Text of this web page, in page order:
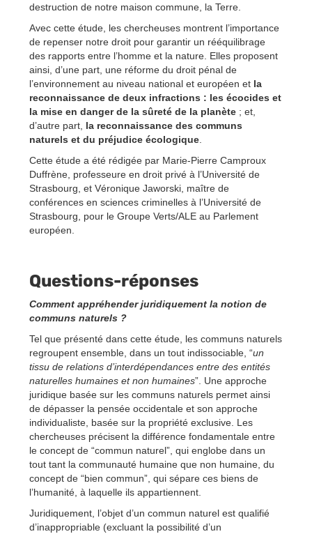
destruction de notre maison commune, la Terre.
Avec cette étude, les chercheuses montrent l’importance
de repenser notre droit pour garantir un rééquilibrage
des rapports entre l’homme et la nature. Elles proposent
ainsi, d’une part, une réforme du droit pénal de
l’environnement au niveau national et européen et la
reconnaissance de deux infractions : les écocides et
la mise en danger de la sûreté de la planète ; et,
d’autre part, la reconnaissance des communs
naturels et du préjudice écologique
Cette étude a été rédigée par Marie-Pierre Camproux
Duffrène, professeure en droit privé à l’Université de
Strasbourg, et Véronique Jaworski, maître de
conférences en sciences criminelles à l’Université de
Strasbourg, pour le Groupe Verts/ALE au Parlement
européen.
Questions-réponses
Comment appréhender juridiquement la notion de
communs naturels ?
Tel que présenté dans cette étude, les communs naturels
regroupent ensemble, dans un tout indissociable, “un
tissu de relations d’interdépendances entre des entités
naturelles humaines et non humaines”. Une approche
juridique basée sur les communs naturels permet ainsi
de dépasser la pensée occidentale et son approche
individualiste, basée sur la propriété exclusive. Les
chercheuses précisent la différence fondamentale entre
le concept de “commun naturel”, qui englobe dans un
tout tant la communauté humaine que non humaine, du
concept de “bien commun”, qui sépare ces biens de
l’humanité, à laquelle ils appartiennent.
Juridiquement, l’objet d’un commun naturel est qualifié
d’inappropriable (excluant la possibilité d’un